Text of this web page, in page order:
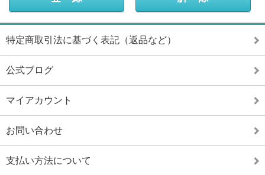
特定商取引法に基づく表記（返品など）
公式ブログ
マイアカウント
お問い合わせ
支払い方法について